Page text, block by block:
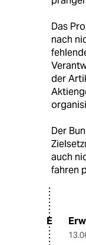
Das
nach
der
Der
auch
fahren
E